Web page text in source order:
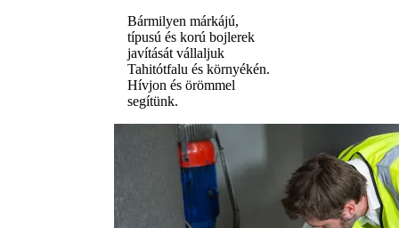
Bármilyen márkájú,
típusú és korú bojlerek
javítását vállaljuk
Tahitótfalu és környékén.
Hívjon és örömmel
segítünk.